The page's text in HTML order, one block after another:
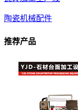
陶瓷机械配件
推荐产品